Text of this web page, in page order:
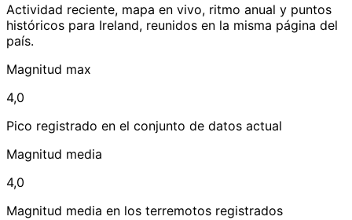
Actividad reciente, mapa en vivo, ritmo anual y puntos
históricos para Ireland, reunidos en la misma página del
país.
Magnitud max
4,0
Pico registrado en el conjunto de datos actual
Magnitud media
4,0
Magnitud media en los terremotos registrados